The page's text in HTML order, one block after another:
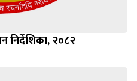
निर्देशिका, २०८२